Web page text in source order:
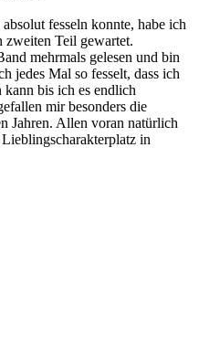
fesseln konnte, habe ich
zweiten Teil gewartet.
mehrmals gelesen und bin
jedes Mal so fesselt, dass ich
kann bis ich es endlich
mir besonders die
Jahren. Allen voran natürlich
in